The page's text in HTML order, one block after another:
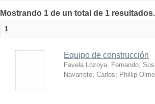
Mostrando 1 de un total de 1 resultados.
1
Equipo de construcción
Favela Lozoya, Fernando;
Navarrete, Carlos; Phillip